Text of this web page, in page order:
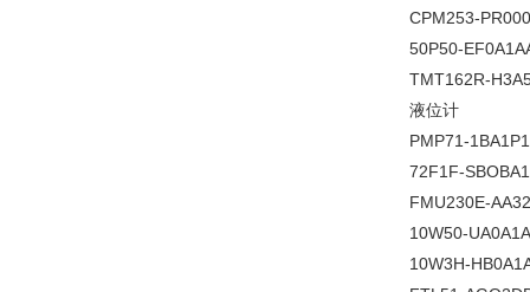
CPM253-
50P50-
TMT162R-
液位计
PMP71-
72F1F-
FMU230E-AA32
10W50-
10W3H-